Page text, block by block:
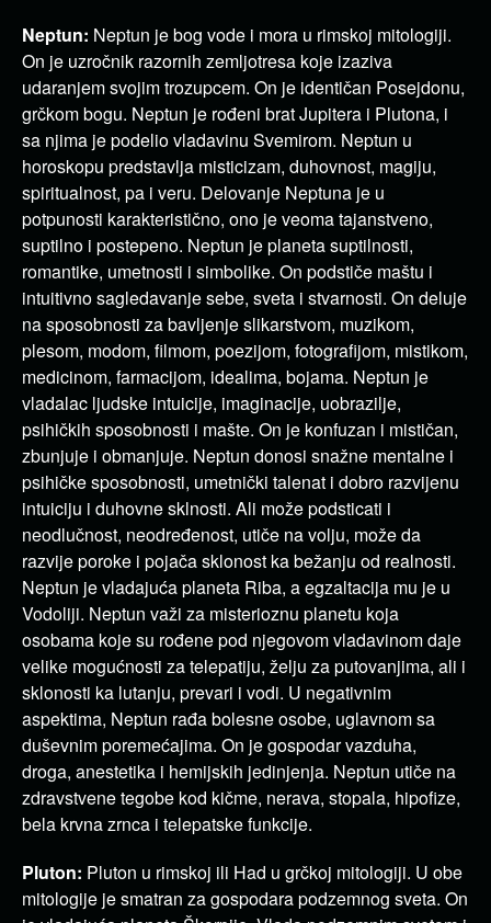
Neptun: Neptun je bog vode i mora u rimskoj mitologiji.
On je uzročnik razornih zemljotresa koje izaziva
udaranjem svojim trozupcem. On je identičan Posejdonu,
grčkom bogu. Neptun je rođeni brat Jupitera i Plutona, i
sa njima je podelio vladavinu Svemirom. Neptun u
horoskopu predstavlja misticizam, duhovnost, magiju,
spiritualnost, pa i veru. Delovanje Neptuna je u
potpunosti karakteristično, ono je veoma tajanstveno,
suptilno i postepeno. Neptun je planeta suptilnosti,
romantike, umetnosti i simbolike. On podstiče maštu i
intuitivno sagledavanje sebe, sveta i stvarnosti. On deluje
na sposobnosti za bavljenje slikarstvom, muzikom,
plesom, modom, filmom, poezijom, fotografijom, mistikom,
medicinom, farmacijom, idealima, bojama. Neptun je
vladalac ljudske intuicije, imaginacije, uobrazilje,
psihičkih sposobnosti i mašte. On je konfuzan i mističan,
zbunjuje i obmanjuje. Neptun donosi snažne mentalne i
psihičke sposobnosti, umetnički talenat i dobro razvijenu
intuiciju i duhovne sklnosti. Ali može podsticati i
neodlučnost, neodređenost, utiče na volju, može da
razvije poroke i pojača sklonost ka bežanju od realnosti.
Neptun je vladajuća planeta Riba, a egzaltacija mu je u
Vodoliji. Neptun važi za misterioznu planetu koja
osobama koje su rođene pod njegovom vladavinom daje
velike mogućnosti za telepatiju, želju za putovanjima, ali i
sklonosti ka lutanju, prevari i vodi. U negativnim
aspektima, Neptun rađa bolesne osobe, uglavnom sa
duševnim poremećajima. On je gospodar vazduha,
droga, anestetika i hemijskih jedinjenja. Neptun utiče na
zdravstvene tegobe kod kičme, nerava, stopala, hipofize,
bela krvna zrnca i telepatske funkcije.
Pluton: Pluton u rimskoj ili Had u grčkoj mitologiji. U obe
mitologije je smatran za gospodara podzemnog sveta. On